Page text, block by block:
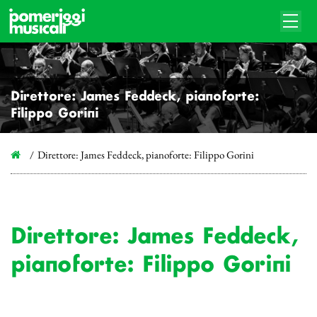
Direttore: James Feddeck, pianoforte:
Filippo Gorini
Direttore: James Feddeck, pianoforte: Filippo Gorini
Direttore: James Feddeck,
pianoforte: Filippo Gorini